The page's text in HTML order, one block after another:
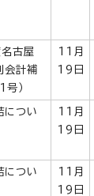
古屋
会計補
号）
11月
19日
につい
11月
19日
につい
11月
19日